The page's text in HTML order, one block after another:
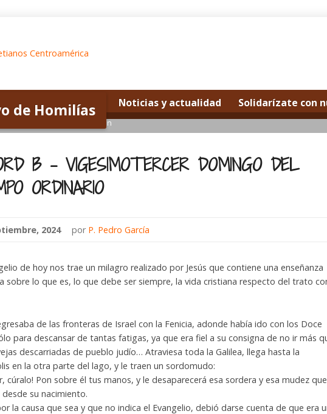
Acerca de nosotros Noticias y actualidad Solidarízate con
de Homilías
View Sermon
B – VIGESIMOTERCER DOMINGO DEL
ORDINARIO
2024 por P. Pedro García
de hoy nos trae un milagro realizado por Jesús que contiene una enseñanza
sobre lo que es, lo que debe ser siempre, la vida cristiana respecto del trato
de las fronteras de Israel con la Fenicia, adonde había ido con los Doce
para descansar de tantas fatigas, ya que era fiel a su consigna de no ir más
descarriadas de pueblo judío… Atraviesa toda la Galilea, llega hasta la
en la otra parte del lago, y le traen un sordomudo:
cúralo! Pon sobre él tus manos, y le desaparecerá esa sordera y esa mudez que
su nacimiento.
la causa que sea y que no indica el Evangelio, debió darse cuenta de que era